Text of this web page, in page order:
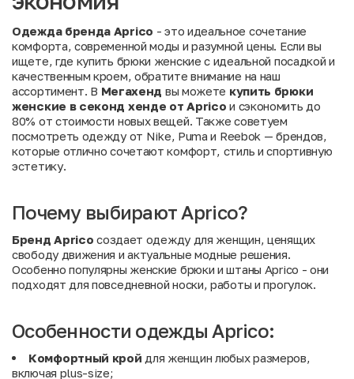
Одежда бренда Aprico - это идеальное сочетание
комфорта, современной моды и разумной цены. Если вы
ищете, где купить брюки женские с идеальной посадкой и
качественным кроем, обратите внимание на наш
ассортимент. В Мегахенд вы можете купить брюки
женские в секонд хенде от Aprico и сэкономить до
80% от стоимости новых вещей. Также советуем
посмотреть одежду от Nike, Puma и Reebok — брендов,
которые отлично сочетают комфорт, стиль и спортивную
эстетику.
Почему выбирают Aprico?
Бренд Apricoсоздает одежду для женщин, ценящих
свободу движения и актуальные модные решения.
Особенно популярны женские брюки и штаны Aprico - они
подходят для повседневной носки, работы и прогулок.
Особенности одежды Aprico:
Комфортный крой для женщин любых размеров,
включая plus-size;